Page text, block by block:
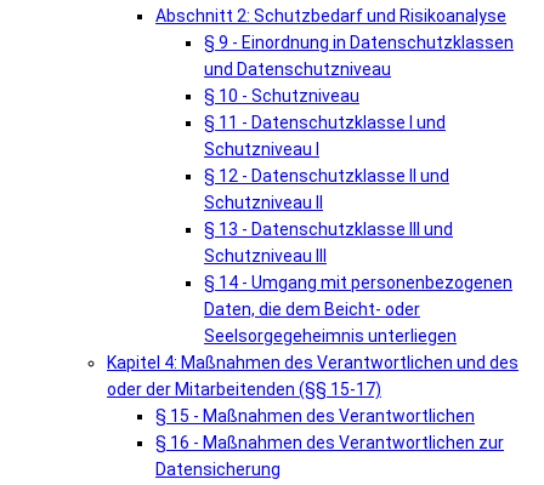
Abschnitt 2: Schutzbedarf und Risikoanalyse
§ 9 - Einordnung in Datenschutzklassen
und Datenschutzniveau
§ 10 - Schutzniveau
§ 11 - Datenschutzklasse I und
Schutzniveau I
§ 12 - Datenschutzklasse II und
Schutzniveau II
§ 13 - Datenschutzklasse III und
Schutzniveau III
§ 14 - Umgang mit personenbezogenen
Daten, die dem Beicht- oder
Seelsorgegeheimnis unterliegen
Kapitel 4: Maßnahmen des Verantwortlichen und des
oder der Mitarbeitenden (§§ 15-17)
§ 15 - Maßnahmen des Verantwortlichen
§ 16 - Maßnahmen des Verantwortlichen zur
Datensicherung